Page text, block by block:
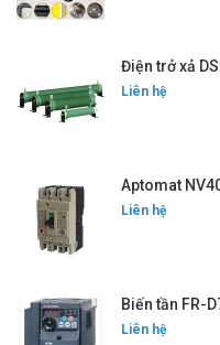
Điện trở xả
Liên hệ
Aptomat
Liên hệ
Biến tần FR-
Liên hệ